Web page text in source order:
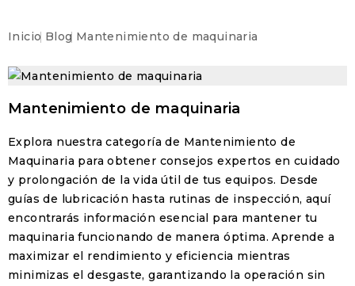
Inicio Blog Mantenimiento de maquinaria
Mantenimiento de maquinaria
Explora nuestra categoría de Mantenimiento de
Maquinaria para obtener consejos expertos en cuidado
y prolongación de la vida útil de tus equipos. Desde
guías de lubricación hasta rutinas de inspección, aquí
encontrarás información esencial para mantener tu
maquinaria funcionando de manera óptima. Aprende a
maximizar el rendimiento y eficiencia mientras
minimizas el desgaste, garantizando la operación sin